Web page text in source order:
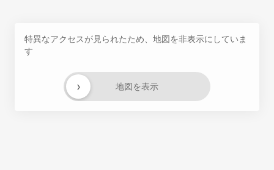
特異なアクセスが見られたため、地図を非表示にしていま
す
地図を表示
›